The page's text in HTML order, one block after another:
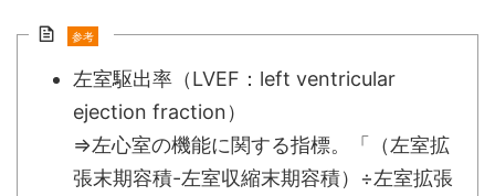
参考
左室駆出率（LVEF：left ventricular
ejection fraction）
⇒左心室の機能に関する指標。「（左室拡
張末期容積-左室収縮末期容積）÷左室拡張